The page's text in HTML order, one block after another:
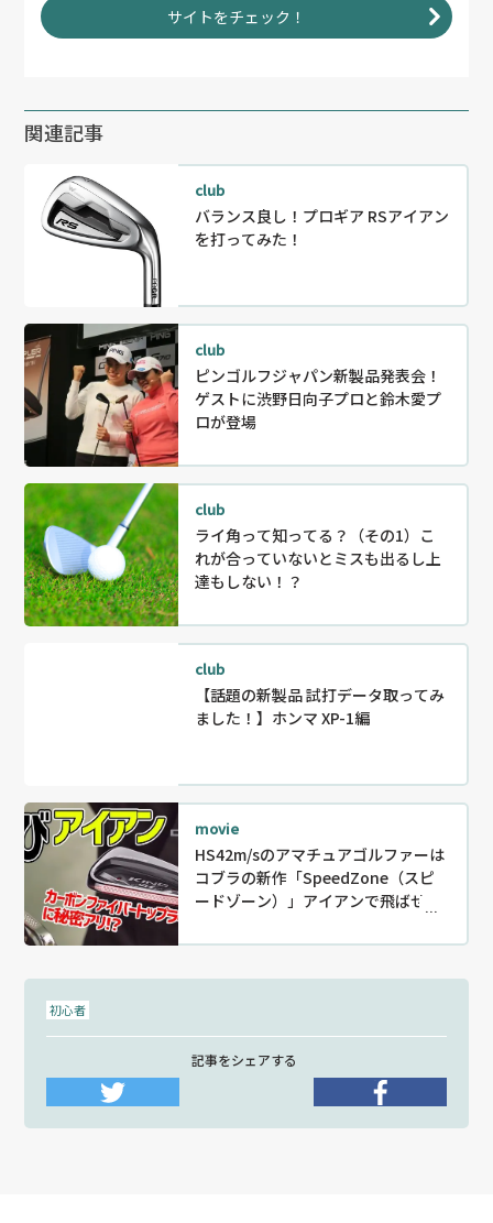
サイトをチェック！
関連記事
club
バランス良し！プロギア RSアイアン
を打ってみた！
club
ピンゴルフジャパン新製品発表会！
ゲストに渋野日向子プロと鈴木愛プ
ロが登場
club
ライ角って知ってる？（その1）こ
れが合っていないとミスも出るし上
達もしない！？
club
【話題の新製品 試打データ取ってみ
ました！】ホンマ XP-1編
movie
HS42m/sのアマチュアゴルファーは
コブラの新作「SpeedZone（スピ
ードゾーン）」アイアンで飛ばせる
初心者
記事をシェアする